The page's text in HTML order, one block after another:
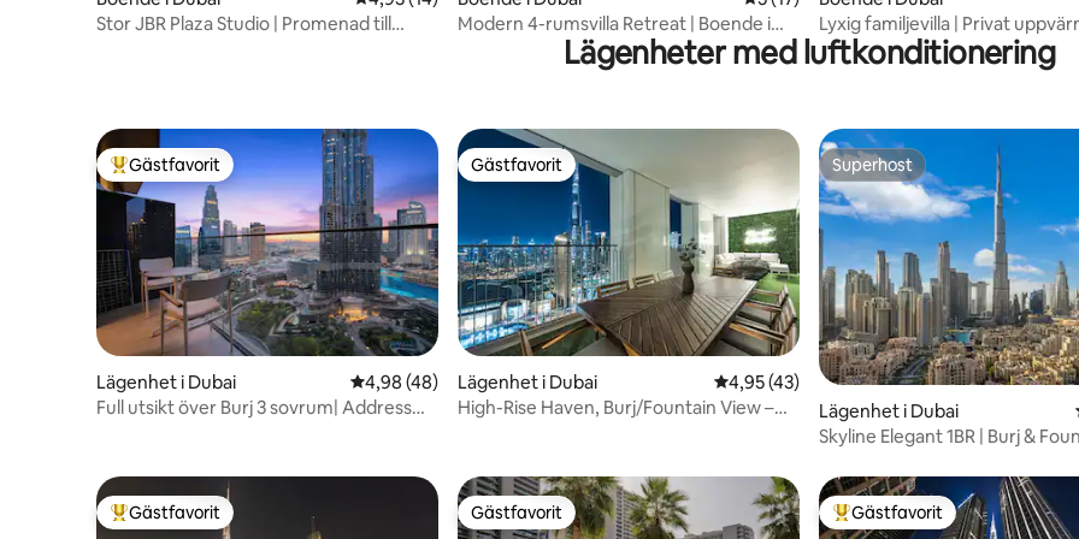
Stor JBR Plaza Studio | Promenad till
Modern 4-rumsvilla Retreat | Boende i
Lyxig familjevilla | Privat
3 sovrum
Lägenheter med luftkonditionering
Populär gästfavorit
Gästfavorit
Lägenhet i Dubai 4,98 av 5 i genomsnittligt betyg, 48 omdömen
4,98 (48)
Full utsikt över Burj 3 sovrum| Address
Gästfavorit
Gästfavorit
Lägenhet i Dubai 4,95 av 5 i genomsnittligt betyg, 43
4,95 (43)
High-Rise Haven, Burj/Fountain View –
Superhost
Superhost
Lägenhet i Dubai
Skyline Elegant 1BR | Burj &
Populär gästfavorit
Gästfavorit Gästfavorit
Gästfavorit Populär gästfavorit
Gästfavorit